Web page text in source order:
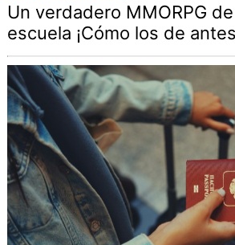
Un verdadero MMORPG
escuela ¡Cómo los de